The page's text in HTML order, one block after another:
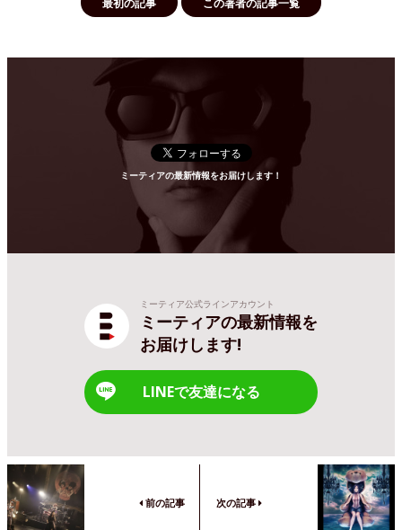
ミーティアの最新情報をお届けします！
ミーティア公式ラインアカウント
ミーティアの最新情報を
お届けします!
LINEで友達になる
前の記事 次の記事